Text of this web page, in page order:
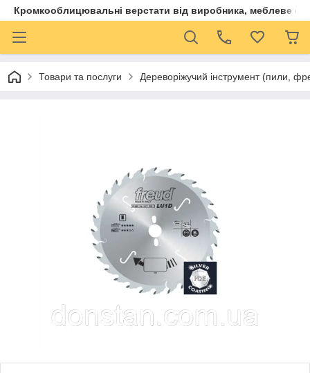
Кромкооблицювальні верстати від виробника, меблеве
Товари та послуги Дереворіжучий інструмент (пили,